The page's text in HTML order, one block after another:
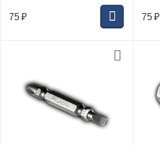
75 ₽ 75 ₽